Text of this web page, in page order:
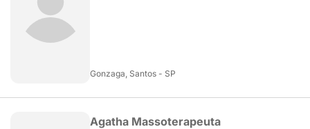
Gonzaga, Santos - SP
Agatha Massoterapeuta